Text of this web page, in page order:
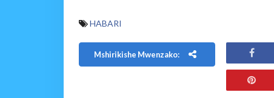
HABARI
Mshirikishe Mwenzako: